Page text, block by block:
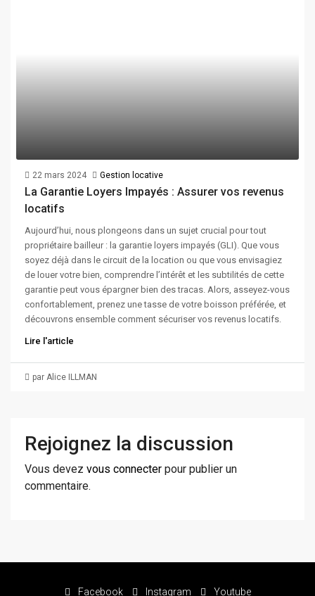
22 mars 2024 Gestion locative
La Garantie Loyers Impayés : Assurer vos revenus
locatifs
Aujourd’hui, nous plongeons dans un sujet crucial pour tout
propriétaire bailleur : la garantie loyers impayés (GLI). Que vous
soyez déjà dans le circuit de la location ou que vous envisagiez
de louer votre bien, comprendre l’intérêt et les subtilités de cette
garantie peut vous épargner bien des tracas. Alors, asseyez-vous
confortablement, prenez une tasse de votre boisson préférée, et
découvrons ensemble comment sécuriser vos revenus locatifs.
Lire l'article
par Alice ILLMAN
Rejoignez la discussion
Vous devez vous connecter pour publier un
commentaire.
Facebook Instagram Youtube